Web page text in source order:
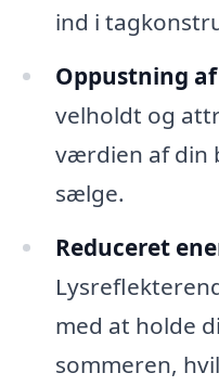
ind i
Oppustning
velholdt og
værdien af din
sælge.
Reduceret
med at holde
sommeren,